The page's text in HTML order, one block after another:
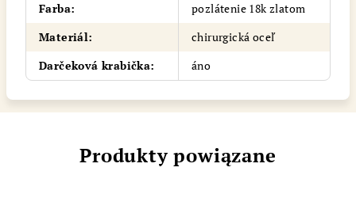
Farba:
pozlátenie 18k zlatom
Materiál:
chirurgická oceľ
Darčeková krabička: áno
Produkty powiązane